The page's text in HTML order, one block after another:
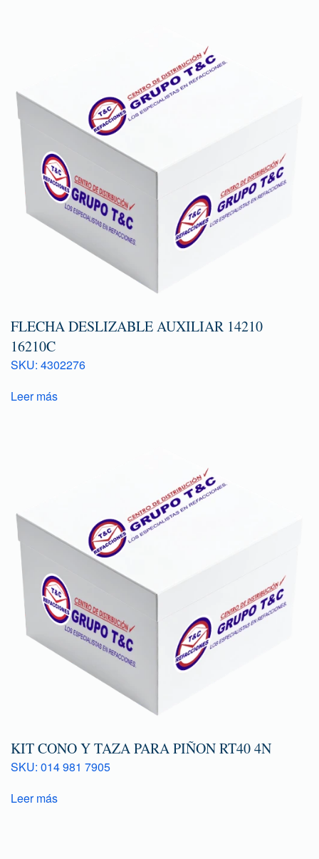
FLECHA DESLIZABLE AUXILIAR 14210
16210C
SKU: 4302276
Leer más
KIT CONO Y TAZA PARA PIÑON RT40 4N
SKU: 014 981 7905
Leer más